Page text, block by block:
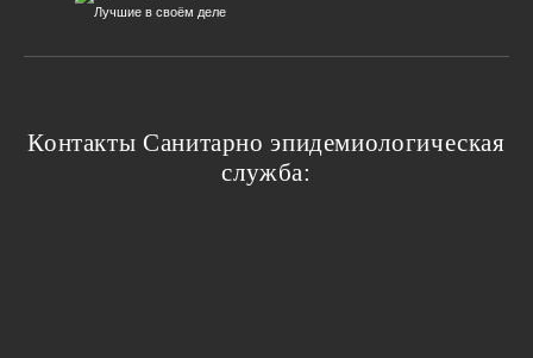
Лучшие в своём деле
Контакты Санитарно эпидемиологическая
служба: